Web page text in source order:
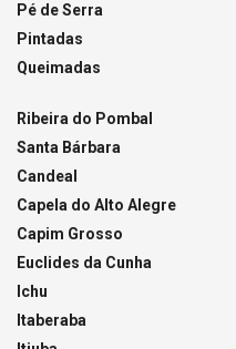
Pé de Serra
Pintadas
Queimadas
Ribeira do Pombal
Santa Bárbara
Candeal
Capela do Alto Alegre
Capim Grosso
Euclides da Cunha
Ichu
Itaberaba